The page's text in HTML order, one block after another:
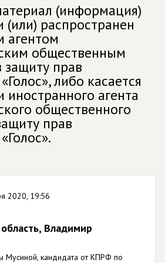
(информация)
(или) распространен
агентом
общественным
прав
либо касается
иностранного агента
общественного
прав
2020, 19:56
Владимир
Мусиной, кандидата от КПРФ по